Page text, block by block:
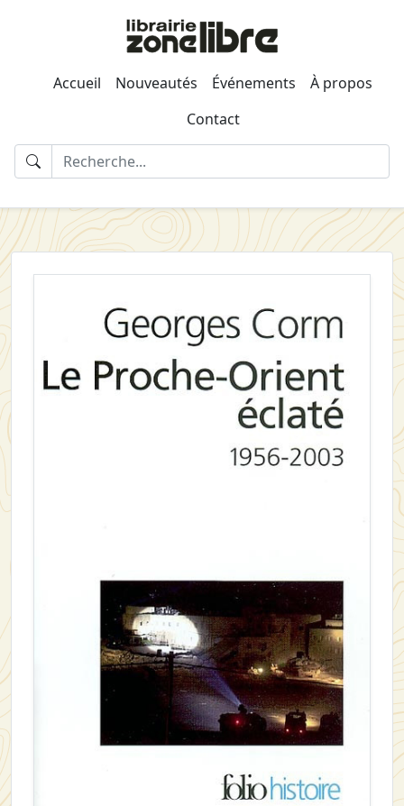
Accueil Nouveautés Événements
À propos
Contact